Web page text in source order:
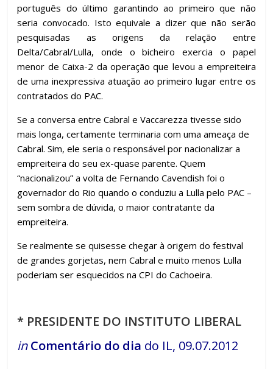
português do último garantindo ao primeiro que não
seria convocado. Isto equivale a dizer que não serão
pesquisadas as origens da relação entre
Delta/Cabral/Lulla, onde o bicheiro exercia o papel
menor de Caixa-2 da operação que levou a empreiteira
de uma inexpressiva atuação ao primeiro lugar entre os
contratados do PAC.
Se a conversa entre Cabral e Vaccarezza tivesse sido
mais longa, certamente terminaria com uma ameaça de
Cabral. Sim, ele seria o responsável por nacionalizar a
empreiteira do seu ex-quase parente. Quem
“nacionalizou” a volta de Fernando Cavendish foi o
governador do Rio quando o conduziu a Lulla pelo PAC –
sem sombra de dúvida, o maior contratante da
empreiteira.
Se realmente se quisesse chegar à origem do festival
de grandes gorjetas, nem Cabral e muito menos Lulla
poderiam ser esquecidos na CPI do Cachoeira.
* PRESIDENTE DO INSTITUTO LIBERAL
in Comentário do dia do IL, 09.07.2012